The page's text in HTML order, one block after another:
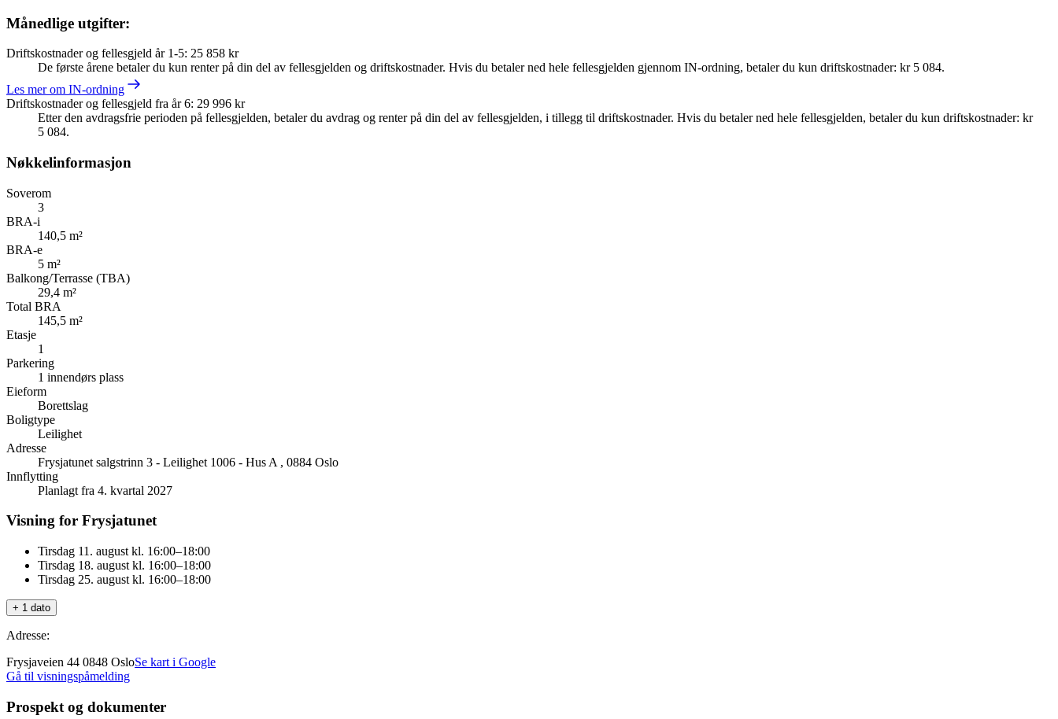
Månedlige utgifter:
Driftskostnader og fellesgjeld år 1-5: 25 858 kr
De første årene betaler du kun renter på din del av fellesgjelden og driftskostnader. Hvis du betaler ned hele fellesgjelden gjennom IN-ordning, betaler du kun driftskostnader: kr 5 084.
Les mer om IN-ordning
Driftskostnader og fellesgjeld fra år 6: 29 996 kr
Etter den avdragsfrie perioden på fellesgjelden, betaler du avdrag og renter på din del av fellesgjelden, i tillegg til driftskostnader. Hvis du betaler ned hele fellesgjelden, betaler du kun driftskostnader: kr
5 084.
Nøkkelinformasjon
Soverom
3
BRA-i
140,5 m²
BRA-e
5 m²
Balkong/Terrasse (TBA)
29,4 m²
Total BRA
145,5 m²
Etasje
1
Parkering
1 innendørs plass
Eieform
Borettslag
Boligtype
Leilighet
Adresse
Frysjatunet salgstrinn 3 - Leilighet 1006 - Hus A , 0884 Oslo
Innflytting
Planlagt fra 4. kvartal 2027
Visning for Frysjatunet
Tirsdag 11. august kl. 16:00–18:00
Tirsdag 18. august kl. 16:00–18:00
Tirsdag 25. august kl. 16:00–18:00
+ 1 dato
Adresse:
Frysjaveien 44 0848 OsloSe kart i Google
Gå til visningspåmelding
Prospekt og dokumenter